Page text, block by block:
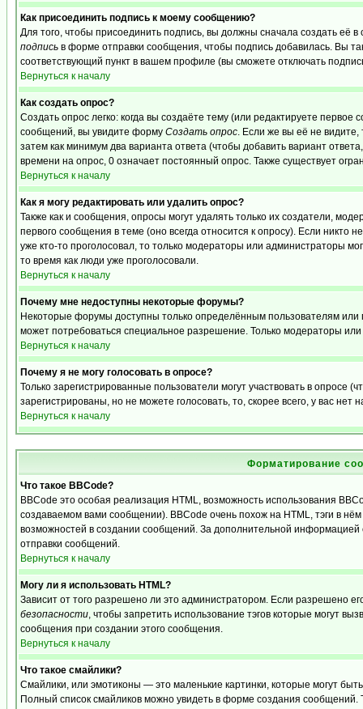
Как присоединить подпись к моему сообщению?
Для того, чтобы присоединить подпись, вы должны сначала создать её
подпись в форме отправки сообщения, чтобы подпись добавилась. Вы
соответствующий пункт в вашем профиле (вы сможете отключать
Вернуться к началу
Как создать опрос?
Создать опрос легко: когда вы создаёте тему (или редактируете
сообщений, вы увидите форму Создать опрос. Если же вы её не видите,
затем как минимум два варианта ответа (чтобы добавить вариант
времени на опрос, 0 означает постоянный опрос. Также существует
Вернуться к началу
Как я могу редактировать или удалить опрос?
Также как и сообщения, опросы могут удалять только их создатели,
первого сообщения в теме (оно всегда относится к опросу). Если никто
уже кто-то проголосовал, то только модераторы или администраторы
то время как люди уже проголосовали.
Вернуться к началу
Почему мне недоступны некоторые форумы?
Некоторые форумы доступны только определённым пользователям или
может потребоваться специальное разрешение. Только модераторы
Вернуться к началу
Почему я не могу голосовать в опросе?
Только зарегистрированные пользователи могут участвовать в опросе
зарегистрированы, но не можете голосовать, то, скорее всего, у вас нет
Вернуться к началу
Форматирование
Что такое BBCode?
BBCode это особая реализация HTML, возможность использования
создаваемом вами сообщении). BBCode очень похож на HTML, тэги в
возможностей в создании сообщений. За дополнительной
отправки сообщений.
Вернуться к началу
Могу ли я использовать HTML?
Зависит от того разрешено ли это администратором. Если разрешено
безопасности, чтобы запретить использование тэгов которые могут
сообщения при создании этого сообщения.
Вернуться к началу
Что такое смайлики?
Смайлики, или эмотиконы — это маленькие картинки, которые могут
Полный список смайликов можно увидеть в форме создания сообщений.